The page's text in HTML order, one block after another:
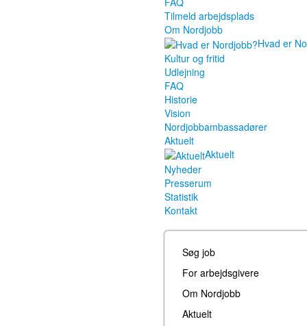
Tilmeld arbejdsplads
Om Nordjobb
Hvad er
Kultur og fritid
Udlejning
FAQ
Historie
Vision
Nordjobbambassadører
Aktuelt
Aktuelt
Nyheder
Presserum
Statistik
Kontakt
Søg job
For arbejdsgivere
Om Nordjobb
Aktuelt